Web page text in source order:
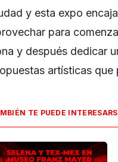
y esta expo
para
y después dedicar
artísticas que
TE PUEDE INTERESARS